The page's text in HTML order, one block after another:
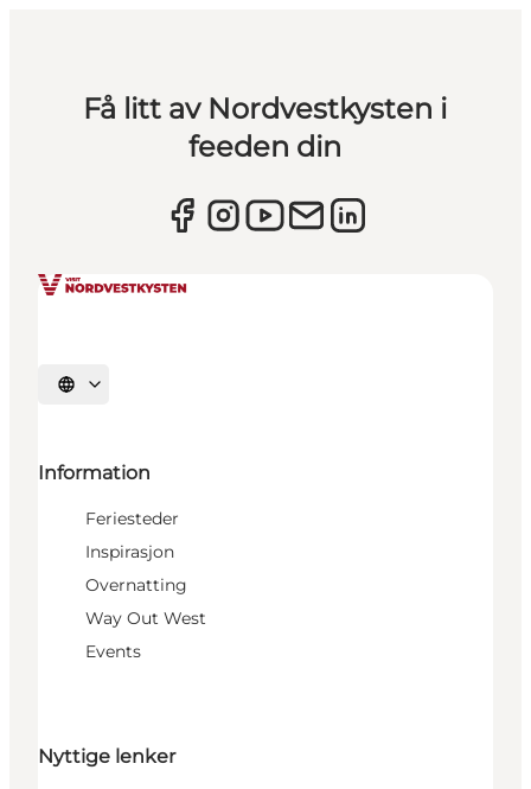
Få litt av Nordvestkysten i
feeden din
Velg språk
Information
Feriesteder
Inspirasjon
Overnatting
Way Out West
Events
Nyttige lenker